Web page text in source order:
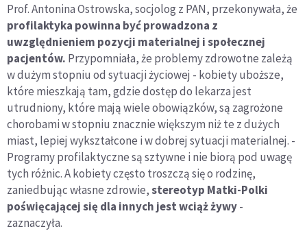
Prof. Antonina Ostrowska, socjolog z PAN, przekonywała, że
profilaktyka powinna być prowadzona z
uwzględnieniem pozycji materialnej i społecznej
pacjentów. Przypomniała, że problemy zdrowotne zależą
w dużym stopniu od sytuacji życiowej - kobiety uboższe,
które mieszkają tam, gdzie dostęp do lekarza jest
utrudniony, które mają wiele obowiązków, są zagrożone
chorobami w stopniu znacznie większym niż te z dużych
miast, lepiej wykształcone i w dobrej sytuacji materialnej. -
Programy profilaktyczne są sztywne i nie biorą pod uwagę
tych różnic. A kobiety często troszczą się o rodzinę,
zaniedbując własne zdrowie,stereotyp Matki-Polki
poświęcającej się dla innych jest wciąż żywy-
zaznaczyła.